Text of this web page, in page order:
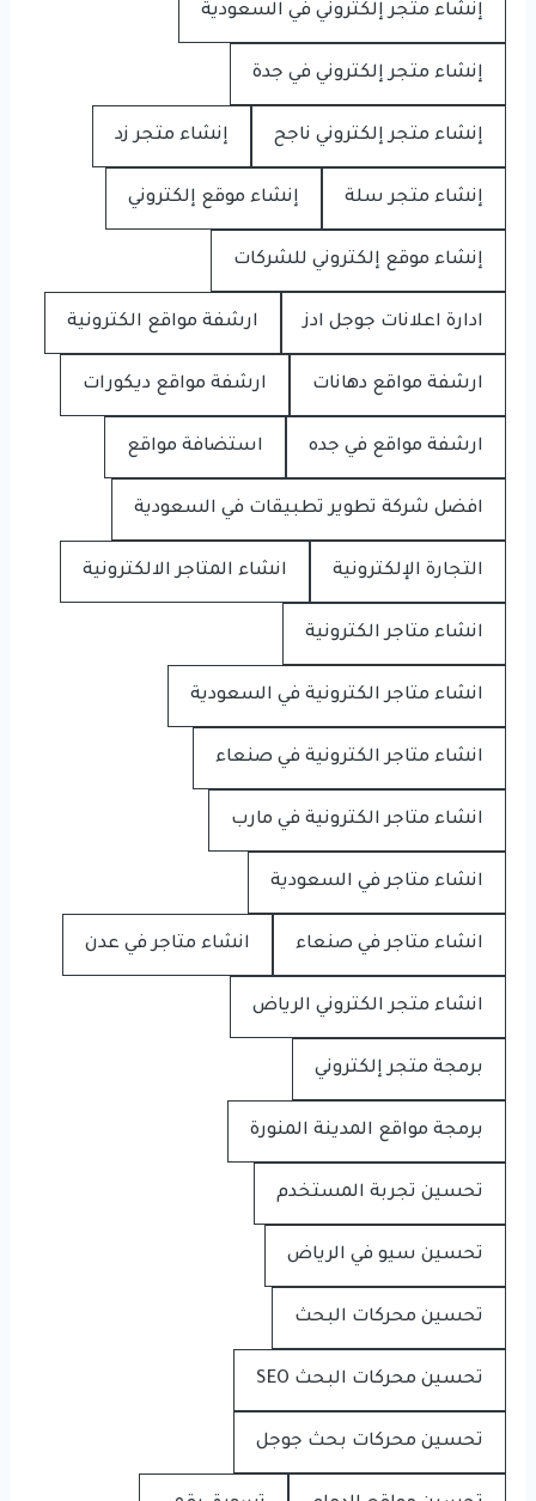
إنشاء متجر إلكتروني في السعودية
إنشاء متجر إلكتروني في جدة
إنشاء متجر إلكتروني ناجح إنشاء متجر زد
إنشاء متجر سلة إنشاء موقع إلكتروني
إنشاء موقع إلكتروني للشركات
ادارة اعلانات جوجل ادز ارشفة مواقع الكترونية
ارشفة مواقع دهانات ارشفة مواقع ديكورات
ارشفة مواقع في جده استضافة مواقع
افضل شركة تطوير تطبيقات في السعودية
التجارة الإلكترونية انشاء المتاجر الالكترونية
انشاء متاجر الكترونية
انشاء متاجر الكترونية في السعودية
انشاء متاجر الكترونية في صنعاء
انشاء متاجر الكترونية في مارب
انشاء متاجر في السعودية
انشاء متاجر في صنعاء انشاء متاجر في عدن
انشاء متجر الكتروني الرياض
برمجة متجر إلكتروني
برمجة مواقع المدينة المنورة
تحسين تجربة المستخدم
تحسين سيو في الرياض
تحسين محركات البحث
تحسين محركات البحث SEO
تحسين محركات بحث جوجل